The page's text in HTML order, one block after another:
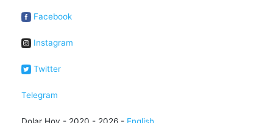
Facebook
Instagram
Twitter
Telegram